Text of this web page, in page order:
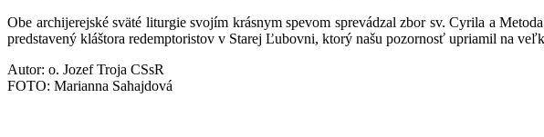
Obe archijerejské sväté liturgie svojím krásnym spevom sprevádzal zbor sv. Cyrila a
predstavený kláštora redemptoristov v Starej Ľubovni, ktorý našu pozornosť upriamil na
Autor: o. Jozef Troja CSsR
FOTO: Marianna Sahajdová